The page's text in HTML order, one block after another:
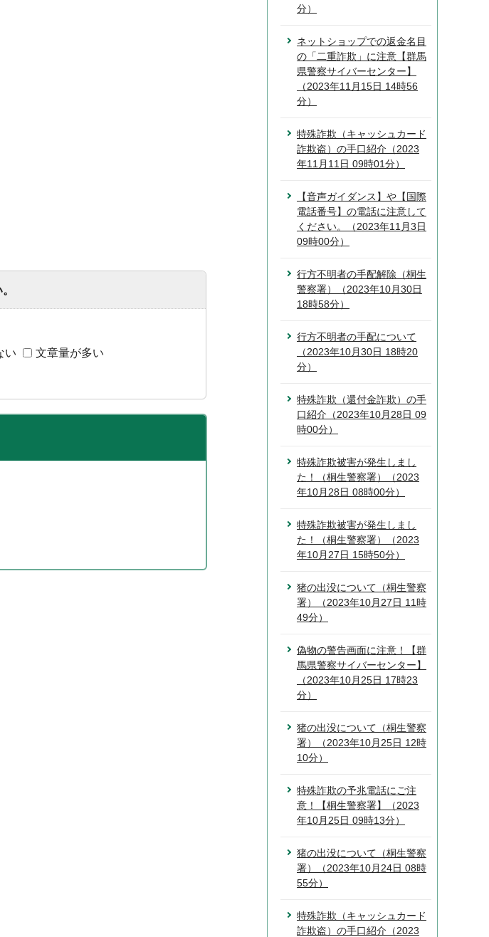
い
文章量が多い
分）
ネットショップでの返金名目
の「二重詐欺」に注意【群馬
県警察サイバーセンター】
（2023年11月15日 14時56
分）
特殊詐欺（キャッシュカード
詐欺盗）の手口紹介（2023
年11月11日 09時01分）
【音声ガイダンス】や【国際
電話番号】の電話に注意して
ください。（2023年11月3日
09時00分）
行方不明者の手配解除（桐生
警察署）（2023年10月30日
18時58分）
行方不明者の手配について
（2023年10月30日 18時20
分）
特殊詐欺（還付金詐欺）の手
口紹介（2023年10月28日 09
時00分）
特殊詐欺被害が発生しまし
た！（桐生警察署）（2023
年10月28日 08時00分）
特殊詐欺被害が発生しまし
た！（桐生警察署）（2023
年10月27日 15時50分）
猪の出没について（桐生警察
署）（2023年10月27日 11時
49分）
偽物の警告画面に注意！【群
馬県警察サイバーセンター】
（2023年10月25日 17時23
分）
猪の出没について（桐生警察
署）（2023年10月25日 12時
10分）
特殊詐欺の予兆電話にご注
意！【桐生警察署】（2023
年10月25日 09時13分）
猪の出没について（桐生警察
署）（2023年10月24日 08時
55分）
特殊詐欺（キャッシュカード
詐欺盗）の手口紹介（2023